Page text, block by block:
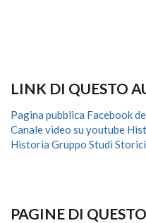
LINK DI QUESTO
Pagina pubblica Facebook
Canale video su youtube
Historia Gruppo Studi Storici
PAGINE DI